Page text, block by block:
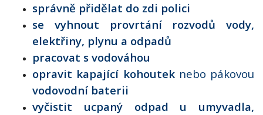
správně přidělat do zdi polici
se vyhnout provrtání rozvodů vody,
elektřiny, plynu a odpadů
pracovat s vodováhou
opravit kapající kohoutek nebo pákovou
vodovodní baterii
vyčistit ucpaný odpad u umyvadla,